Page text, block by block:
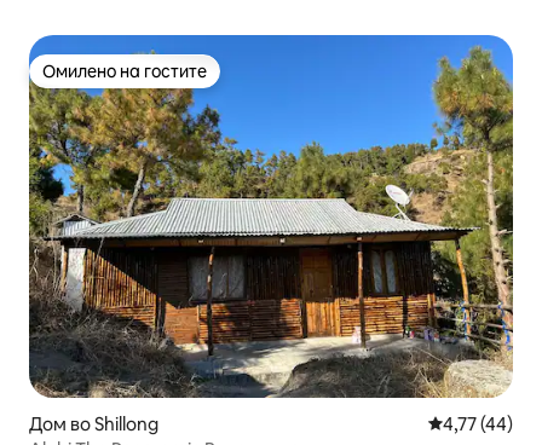
Омилено на гостите
Омилено на гостите
Дом во Shillong Просечна
4,77 (44)